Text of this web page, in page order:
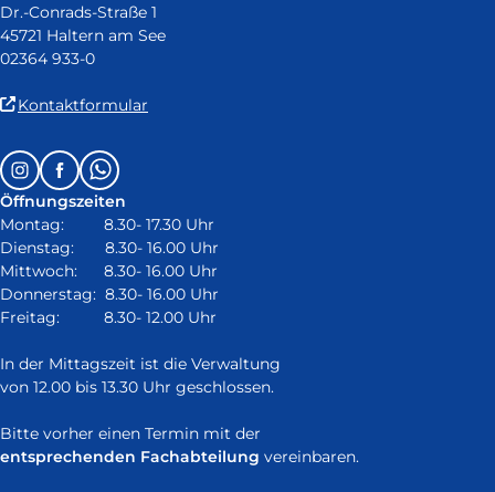
Dr.-Conrads-Straße 1
45721 Haltern am See
02364 933-0
Kontaktformular
in
neuem
Fenster)
Follow
us
on:
InstagramFacebookWhatsapp
Öffnungszeiten
Montag: 8.30- 17.30 Uhr
Dienstag: 8.30- 16.00 Uhr
Mittwoch: 8.30- 16.00 Uhr
Donnerstag: 8.30- 16.00 Uhr
Freitag: 8.30- 12.00 Uhr
In der Mittagszeit ist die Verwaltung
von 12.00 bis 13.30 Uhr geschlossen.
Bitte vorher einen Termin mit der
entsprechenden Fachabteilung vereinbaren.